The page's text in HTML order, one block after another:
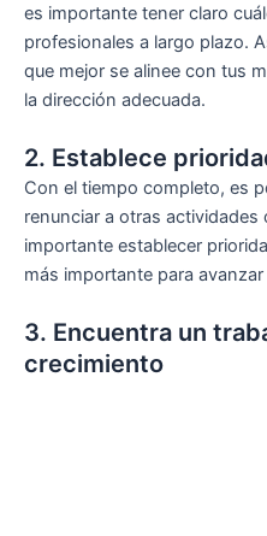
es importante tener claro
profesionales a largo plazo.
que mejor se alinee con tus
la dirección adecuada.
2. Establece
Con el tiempo completo, es
renunciar a otras actividades
importante establecer
más importante para avanzar
3. Encuentra un
crecimiento